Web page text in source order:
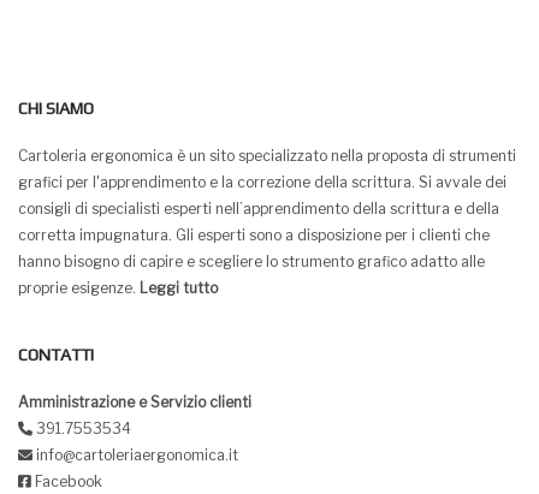
CHI SIAMO
Cartoleria ergonomica è un sito specializzato nella proposta di strumenti
grafici per l'apprendimento e la correzione della scrittura. Si avvale dei
consigli di specialisti esperti nell’apprendimento della scrittura e della
corretta impugnatura. Gli esperti sono a disposizione per i clienti che
hanno bisogno di capire e scegliere lo strumento grafico adatto alle
proprie esigenze. Leggi tutto
CONTATTI
Amministrazione e Servizio clienti
391.7553534
info@cartoleriaergonomica.it
Facebook